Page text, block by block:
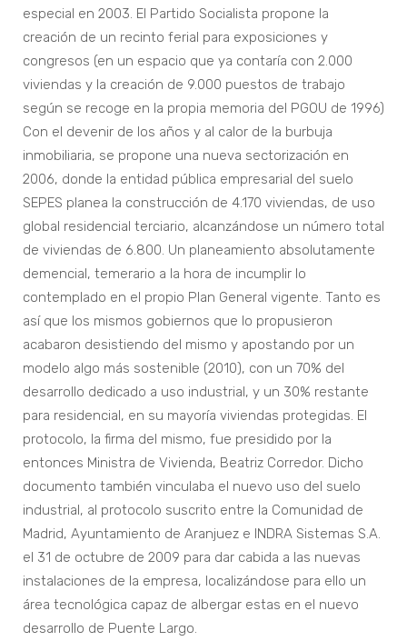
especial en 2003. El Partido Socialista propone la
creación de un recinto ferial para exposiciones y
congresos (en un espacio que ya contaría con 2.000
viviendas y la creación de 9.000 puestos de trabajo
según se recoge en la propia memoria del PGOU de 1996)
Con el devenir de los años y al calor de la burbuja
inmobiliaria, se propone una nueva sectorización en
2006, donde la entidad pública empresarial del suelo
SEPES planea la construcción de 4.170 viviendas, de uso
global residencial terciario, alcanzándose un número total
de viviendas de 6.800. Un planeamiento absolutamente
demencial, temerario a la hora de incumplir lo
contemplado en el propio Plan General vigente. Tanto es
así que los mismos gobiernos que lo propusieron
acabaron desistiendo del mismo y apostando por un
modelo algo más sostenible (2010), con un 70% del
desarrollo dedicado a uso industrial, y un 30% restante
para residencial, en su mayoría viviendas protegidas. El
protocolo, la firma del mismo, fue presidido por la
entonces Ministra de Vivienda, Beatriz Corredor. Dicho
documento también vinculaba el nuevo uso del suelo
industrial, al protocolo suscrito entre la Comunidad de
Madrid, Ayuntamiento de Aranjuez e INDRA Sistemas S.A.
el 31 de octubre de 2009 para dar cabida a las nuevas
instalaciones de la empresa, localizándose para ello un
área tecnológica capaz de albergar estas en el nuevo
desarrollo de Puente Largo.